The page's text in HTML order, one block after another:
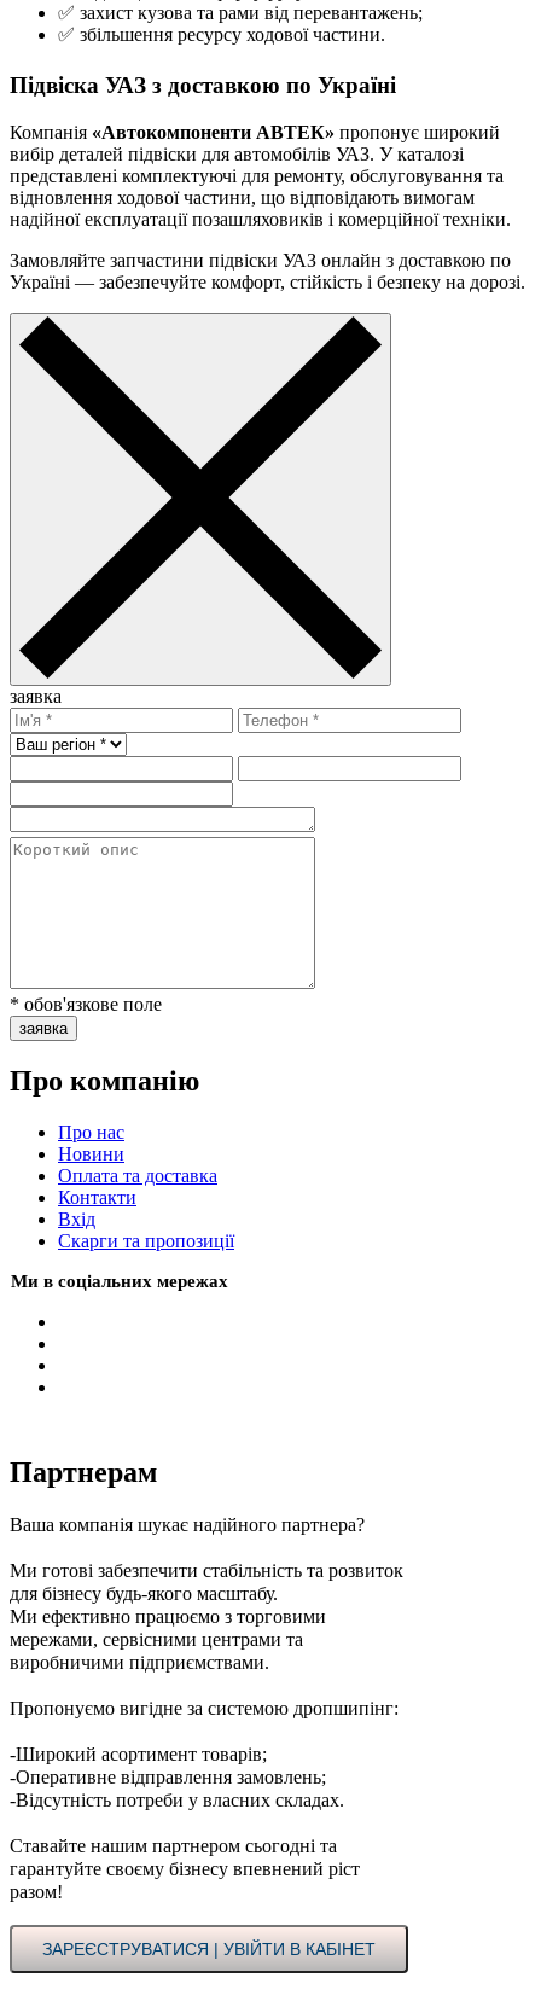
✅ захист кузова та рами від перевантажень;
✅ збільшення ресурсу ходової частини.
Підвіска УАЗ з доставкою по Україні
Компанія «Автокомпоненти АВТЕК» пропонує широкий
вибір деталей підвіски для автомобілів УАЗ. У каталозі
представлені комплектуючі для ремонту, обслуговування та
відновлення ходової частини, що відповідають вимогам
надійної експлуатації позашляховиків і комерційної техніки.
Замовляйте запчастини підвіски УАЗ онлайн з доставкою по
Україні — забезпечуйте комфорт, стійкість і безпеку на дорозі.
заявка
* обов'язкове поле
заявка
Про компанію
Про нас
Новини
Оплата та доставка
Контакти
Вхiд
Скарги та пропозиції
Ми в соціальних мережах
Партнерам
Ваша компанія шукає надійного партнера?
Ми готові забезпечити стабільність та розвиток
для бізнесу будь-якого масштабу.
Ми ефективно працюємо з торговими
мережами, сервісними центрами та
виробничими підприємствами.
Пропонуємо вигідне за системою дропшипінг:
-Широкий асортимент товарів;
-Оперативне відправлення замовлень;
-Відсутність потреби у власних складах.
Ставайте нашим партнером сьогодні та
гарантуйте своєму бізнесу впевнений ріст
разом!
ЗАРЕЄСТРУВАТИСЯ | УВІЙТИ В КАБІНЕТ